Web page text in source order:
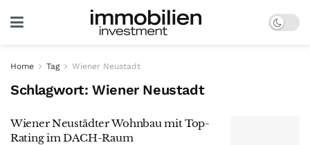
Home Tag Wiener Neustadt
Schlagwort:Wiener Neustadt
Wiener Neustädter Wohnbau mit Top-
Rating im DACH-Raum